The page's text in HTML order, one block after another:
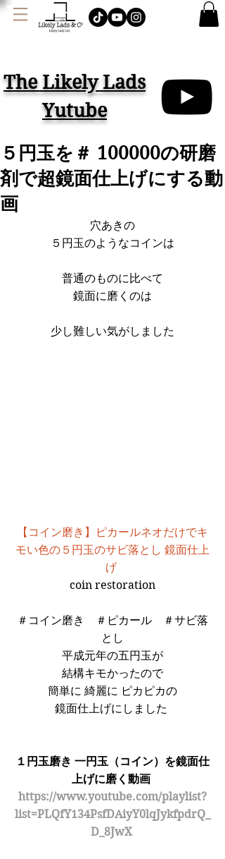
AMES LOCK & CO. ハット イギリス
The Likely Lads
Yutube
５円玉を＃ 100000の研磨
剤で超鏡面仕上げにする動
画
穴あきの
５円玉のようなコインは
普通のものに比べて
鏡面に磨くのは
少し難しい気がしました
【コイン磨き】ピカールネオだけでキ
モい色の５円玉のサビ落とし 鏡面仕上
げ
coin restoration
＃コイン磨き　＃ピカール　＃サビ落
とし
平成元年の五円玉が
結構キモかったので
簡単に 綺麗に ピカピカの
鏡面仕上げにしました
１円玉磨き 一円玉（コイン）を鏡面仕
上げに磨く動画
https://www.youtube.com/playlist?
list=PLQfY134PsfDAiyY0lqJykfpdrQ_
D_8JwX